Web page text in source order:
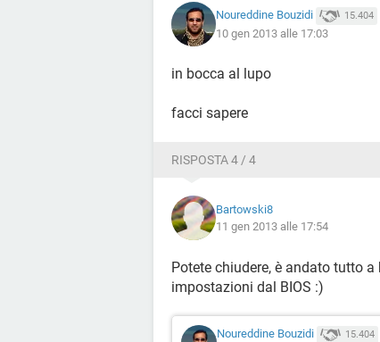
Noureddine Bouzidi 15.404
10 gen 2013 alle 17:03
in bocca al lupo
facci sapere
RISPOSTA 4 / 4
Bartowski8
11 gen 2013 alle 17:54
Potete chiudere, è andato tutto
impostazioni dal BIOS :)
Noureddine Bouzidi 15.404